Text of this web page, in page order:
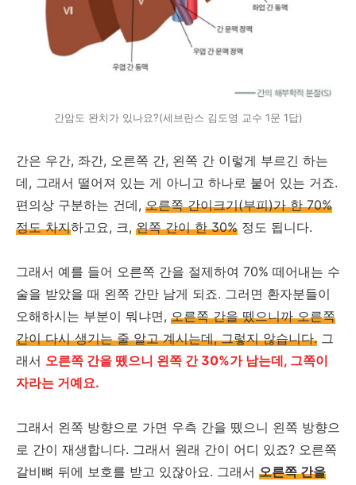
간암도 완치가 있나요?(세브란스 김도영 교수 1문 1답)
간은 우간, 좌간, 오른쪽 간, 왼쪽 간 이렇게 부르긴 하는
데, 그래서 떨어져 있는 게 아니고 하나로 붙어 있는 거죠.
편의상 구분하는 건데, 오른쪽 간이크기(부피)가 한 70%
정도 차지하고요, 크, 왼쪽 간이 한 30% 정도 됩니다.
그래서 예를 들어 오른쪽 간을 절제하여 70% 떼어내는 수
술을 받았을 때 왼쪽 간만 남게 되죠. 그러면 환자분들이
오해하시는 부분이 뭐냐면, 오른쪽 간을 뗐으니까 오른쪽
간이 다시 생기는 줄 알고 계시는데, 그렇지 않습니다. 그
래서 오른쪽 간을 뗐으니 왼쪽 간 30%가 남는데, 그쪽이
자라는 거예요.
그래서 왼쪽 방향으로 가면 우측 간을 뗐으니 왼쪽 방향으
로 간이 재생합니다. 그래서 원래 간이 어디 있죠? 오른쪽
갈비뼈 뒤에 보호를 받고 있잖아요. 그래서 오른쪽 간을